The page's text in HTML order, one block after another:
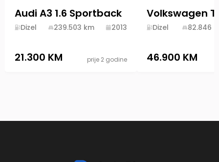
Audi A3 1.6 Sportback
Dizel 239.503 km 2013
21.300 KM prije 2 godine
Dizel 82.846
46.900 KM